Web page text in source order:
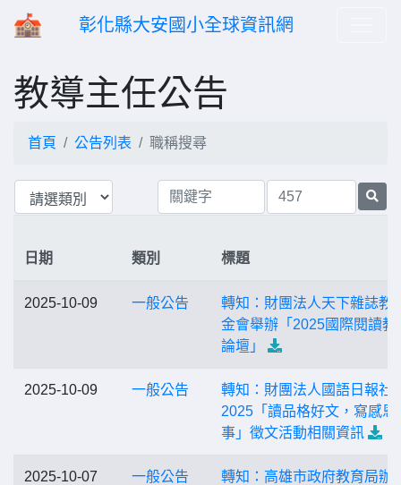
彰化縣大安國小全球資訊網
教導主任公告
首頁 公告列表 職稱搜尋
日期 類別 標題
2025-10-09 一般公告
轉知：財團法人天下雜誌教
金會舉辦「2025國際閱讀教
論壇」
2025-10-09 一般公告
轉知：財團法人國語日報社
2025「讀品格好文，寫感恩
事」徵文活動相關資訊
2025-10-07 一般公告
轉知：高雄市政府教育局辦